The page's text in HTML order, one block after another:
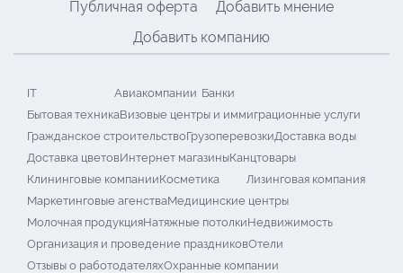
Публичная оферта
Добавить мнение
Добавить компанию
IT Авиакомпании Банки
Бытовая техникаВизовые центры и иммиграционные услуги
Гражданское строительствоГрузоперевозкиДоставка воды
Доставка цветовИнтернет магазиныКанцтовары
Клининговые компанииКосметика
Лизинговая компания
Маркетинговые агенстваМедицинские центры
Молочная продукцияНатяжные потолкиНедвижимость
Организация и проведение праздниковОтели
Отзывы о работодателяхОхранные компании